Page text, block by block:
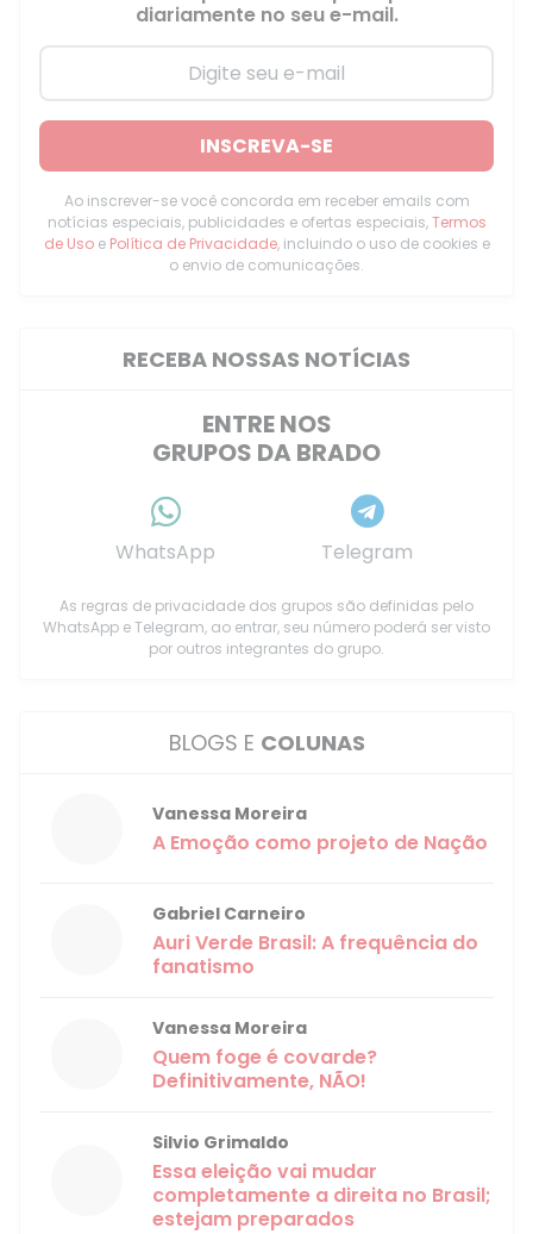
diariamente no seu e-mail.
INSCREVA-SE
Ao inscrever-se você concorda em receber emails com
notícias especiais, publicidades e ofertas especiais,Termos
de Usoe Política de Privacidade, incluindo o uso de cookies e
o envio de comunicações.
RECEBA NOSSAS NOTÍCIAS
ENTRE NOS
GRUPOS DA BRADO
WhatsApp Telegram
As regras de privacidade dos grupos são definidas pelo
WhatsApp e Telegram, ao entrar, seu número poderá ser visto
por outros integrantes do grupo.
BLOGS E COLUNAS
Vanessa Moreira
A Emoção como projeto de Nação
Gabriel Carneiro
Auri Verde Brasil: A frequência do
fanatismo
Vanessa Moreira
Quem foge é covarde?
Definitivamente, NÃO!
Silvio Grimaldo
Essa eleição vai mudar
completamente a direita no Brasil;
estejam preparados